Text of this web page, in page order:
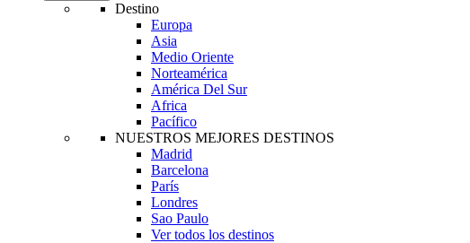
Destino
Europa
Asia
Medio Oriente
Norteamérica
América Del Sur
Africa
Pacífico
NUESTROS MEJORES DESTINOS
Madrid
Barcelona
París
Londres
Sao Paulo
Ver todos los destinos